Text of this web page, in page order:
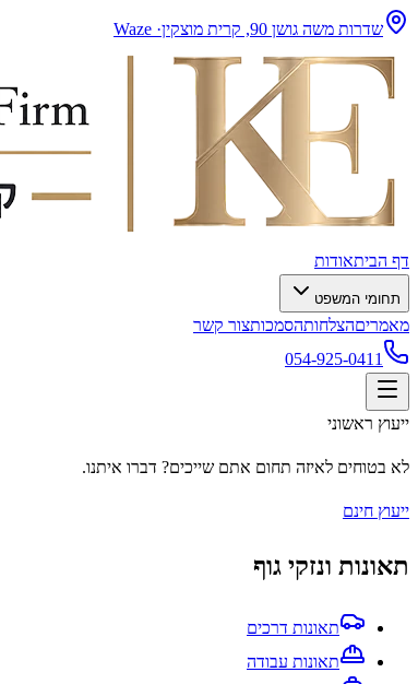
שדרות משה גושן 90, קרית מוצקין · Waze
דף הביתאודות
תחומי המשפט
מאמריםהצלחותהסמכותצור קשר
054-925-0411
ייעוץ ראשוני
לא בטוחים לאיזה תחום אתם שייכים? דברו איתנו.
ייעוץ חינם
תאונות ונזקי גוף
תאונות דרכים
תאונות עבודה